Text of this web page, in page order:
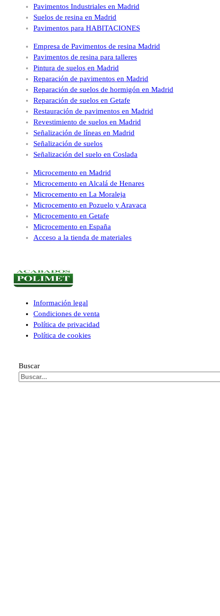
Pavimentos Industriales en Madrid
Suelos de resina en Madrid
Pavimentos para HABITACIONES
Empresa de Pavimentos de resina Madrid
Pavimentos de resina para talleres
Pintura de suelos en Madrid
Reparación de pavimentos en Madrid
Reparación de suelos de hormigón en Madrid
Reparación de suelos en Getafe
Restauración de pavimentos en Madrid
Revestimiento de suelos en Madrid
Señalización de líneas en Madrid
Señalización de suelos
Señalización del suelo en Coslada
Microcemento en Madrid
Microcemento en Alcalá de Henares
Microcemento en La Moraleja
Microcemento en Pozuelo y Aravaca
Microcemento en Getafe
Microcemento en España
Acceso a la tienda de materiales
Información legal
Condiciones de venta
Política de privacidad
Política de cookies
Buscar